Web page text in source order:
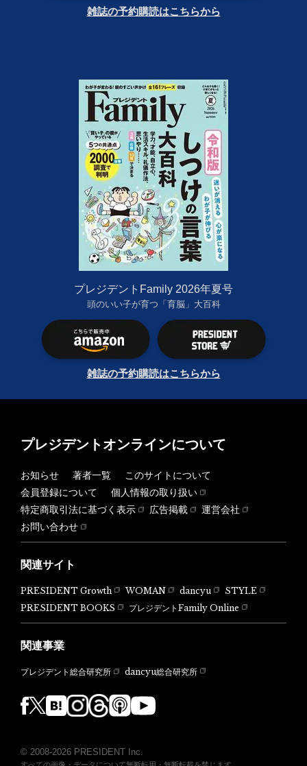
雑誌の予約購読はこちらから
プレジデントFamily 2026年夏号
頭のいい子が育つ「育脳」大百科
雑誌の予約購読はこちらから
プレジデントオンラインについて
お知らせ 著者一覧
このサイトについて
会員登録について
個人情報の取り扱い
特定商取引法に基づく表示
広告掲載
運営会社
お問い合わせ
関連サイト
PRESIDENT Growth WOMAN dancyu
STYLE
PRESIDENT BOOKS
プレジデントFamily Online
関連事業
プレジデント総合研究所 dancyu総合研究所
© 2008-2026 PRESIDENT Inc.